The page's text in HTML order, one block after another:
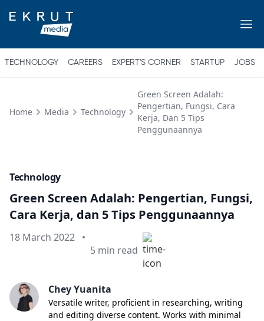
TECHNOLOGY CAREERS EXPERT'S CORNER STARTUP JOBS
Home Media Technology
Green Screen Adalah:
Pengertian, Fungsi, Cara
Kerja, Dan 5 Tips
Penggunaannya
Technology
Green Screen Adalah: Pengertian, Fungsi,
Cara Kerja, dan 5 Tips Penggunaannya
Published on
18 March 2022 •
Min read
5 min read
Chey Yuanita
Versatile writer, proficient in researching, writing
and editing diverse content. Works with minimal